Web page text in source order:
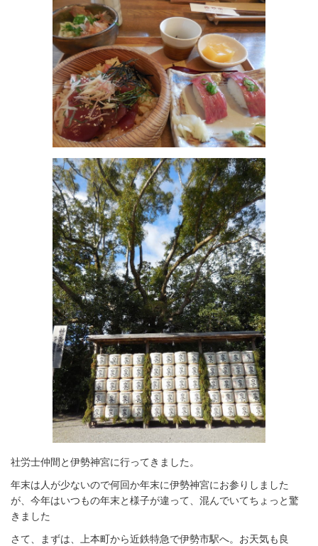
社労士仲間と伊勢神宮に行ってきました。
年末は人が少ないので何回か年末に伊勢神宮にお参りしました
が、今年はいつもの年末と様子が違って、混んでいてちょっと驚
きました
さて、まずは、上本町から近鉄特急で伊勢市駅へ。お天気も良